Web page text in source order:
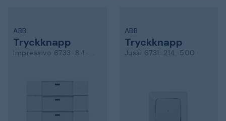
ABB
Tryckknapp
Impressivo 6733-84-500
ABB
Tryckknapp
Jussi 6731-214-500